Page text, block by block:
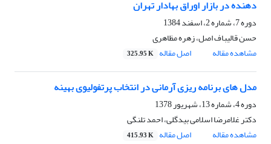
دهنده در بازار اوراق بهادار تهران
دوره 7، شماره 2، اسفند 1384
حسن قالیباف اصل، زهره مظاهری
مشاهده مقاله
اصل مقاله 325.95 K
مدل های برنامه ریزی آرمانی در انتخاب پرتفولیوی بهینه
دوره 4، شماره 13، شهریور 1378
دکتر غلامرضا اسلامی بیدگلی، احمد تلنگی
مشاهده مقاله
اصل مقاله 415.93 K